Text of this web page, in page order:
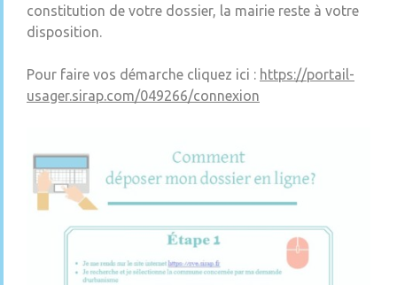
constitution de votre dossier, la mairie reste à votre
disposition.
Pour faire vos démarche cliquez ici : https://portail-
usager.sirap.com/049266/connexion